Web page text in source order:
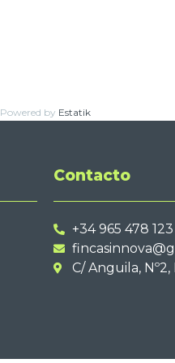
Powered by Estatik
Contacto
+34 965 478 123
C/ Anguila,